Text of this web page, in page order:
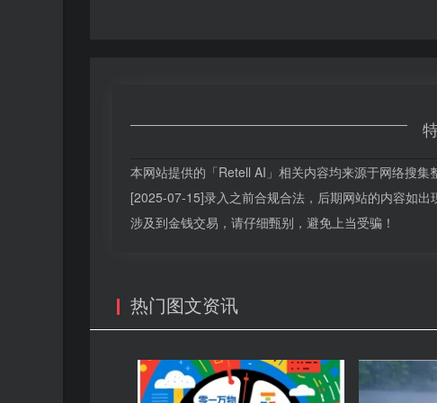
本网站提供的「Retell AI」相关内容均来源于网络搜
[2025-07-15]录入之前合规合法，后期网站的内容如
涉及到金钱交易，请仔细甄别，避免上当受骗！
热门图文资讯